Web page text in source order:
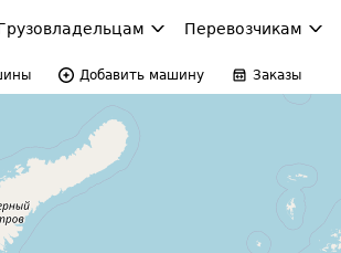
Перевозчикам
Добавить машину Заказы